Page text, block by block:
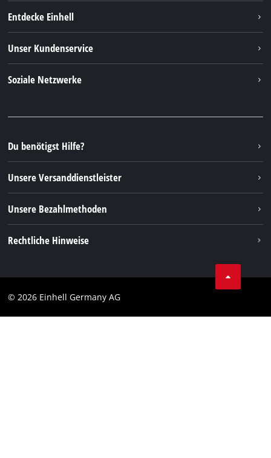
Entdecke Einhell
Nachhaltigkeit
Unser Kundenservice
FAQs
Rücksendungen / Widerruf
Verpackungsrichtlinien
Hinweise zur Batterieentsorgung
Vertrag widerrufen
Soziale Netzwerke
Instagram
TikTok
Pinterest
Linkedin
Du benötigst Hilfe?
Unsere Versanddienstleister
Unsere Bezahlmethoden
Rechtliche Hinweise
Impressum
© 2026 Einhell Germany AG